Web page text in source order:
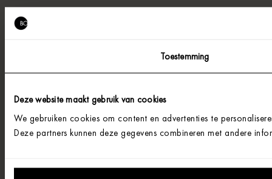
Toestemming
Deze website maakt gebruik van cookies
We gebruiken cookies om content en advertenties te
Deze partners kunnen deze gegevens combineren met andere